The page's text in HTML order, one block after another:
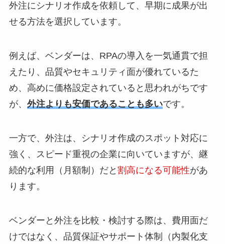
外注にシナリオ作成を依頼して、早期に成果が出
せる方法を選択しています。
例えば、ベンダーは、RPAの導入を一気通貫で担
えたり、品質やセキュリティ面が優れているた
め、高めに価格設定されていると思われがちです
が、 外注よりも安価であることも多いです。
一方で、外注は、シナリオ作成のスポット対応に
強く、スピード重視の企業に向いていますが、継
続的な利用（月額制）だと 割高になる可能性があ
ります。
ベンダーと外注を比較・検討する際は、費用面だ
けではなく、品質保証やサポート体制（内製化支